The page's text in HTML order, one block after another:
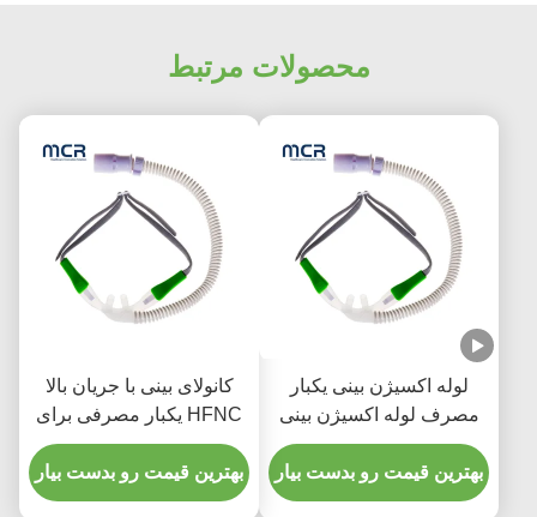
محصولات مرتبط
لوله اکسیژن بینی یکبار
مصرف لوله اکسیژن بینی
لوله جریان بالا برای استفاده
پزشکی
بهترین قیمت رو بدست بیار
کانولای بینی با جریان بالا
HFNC یکبار مصرفی برای
بزرگسالان و کودکان
بهترین قیمت رو بدست بیار